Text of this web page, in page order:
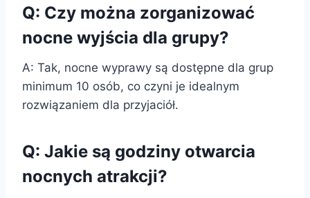
Q: Czy można zorganizować
nocne wyjścia dla grupy?
A: Tak, nocne wyprawy są dostępne dla grup
minimum 10 osób, co czyni je idealnym
rozwiązaniem dla przyjaciół.
Q: Jakie są godziny otwarcia
nocnych atrakcji?